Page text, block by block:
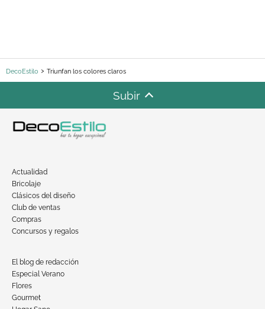
DecoEstilo Triunfan los colores claros
Subir
Actualidad
Bricolaje
Clásicos del diseño
Club de ventas
Compras
Concursos y regalos
El blog de redacción
Especial Verano
Flores
Gourmet